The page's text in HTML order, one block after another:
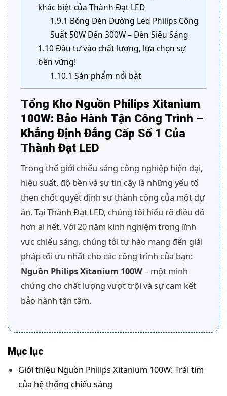
khác biệt của Thành Đạt LED
1.9.1 Bóng Đèn Đường Led Philips Công
Suất 50W Đến 300W – Đèn Siêu Sáng
1.10 Đầu tư vào chất lượng, lựa chọn sự
bền vững!
1.10.1 Sản phẩm nổi bật
Tổng Kho Nguồn Philips Xitanium
100W: Bảo Hành Tận Công Trình –
Khẳng Định Đẳng Cấp Số 1 Của
Thành Đạt LED
Trong thế giới chiếu sáng công nghiệp hiện đại,
hiệu suất, độ bền và sự tin cậy là những yếu tố
then chốt quyết định sự thành công của một dự
án. Tại Thành Đạt LED, chúng tôi hiểu rõ điều đó
hơn ai hết. Với 20 năm kinh nghiệm trong lĩnh
vực chiếu sáng, chúng tôi tự hào mang đến giải
pháp tối ưu nhất cho các công trình của bạn:
Nguồn Philips Xitanium 100W– một minh
chứng cho chất lượng vượt trội và sự cam kết
bảo hành tận tâm.
Mục lục
Giới thiệu Nguồn Philips Xitanium 100W: Trái tim
của hệ thống chiếu sáng